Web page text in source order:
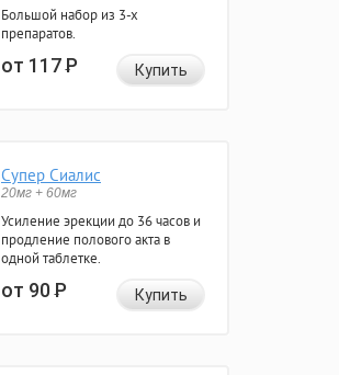
Большой набор из 3-х
препаратов.
от 117Р Купить
Супер Сиалис
20мг + 60мг
Усиление эрекции до 36 часов и
продление полового акта в
одной таблетке.
от 90Р Купить